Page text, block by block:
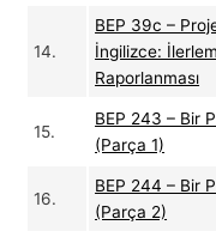
14.
BEP 39c –
İngilizce:
Raporlanması
15.
BEP 243 – Bir
(Parça 1)
16.
BEP 244 – Bir
(Parça 2)